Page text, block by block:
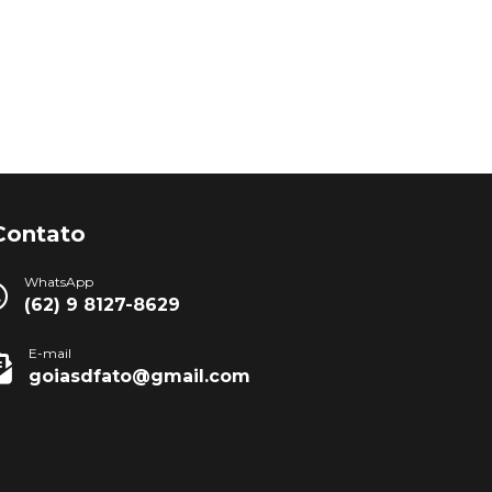
WhatsApp
(62) 9 8127-8629
E-mail
goiasdfato@gmail.com